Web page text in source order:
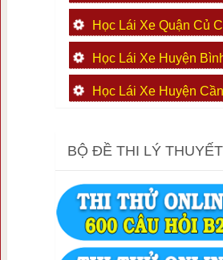
Học Lái Xe Quận Củ
Học Lái Xe Huyện
Học Lái Xe Huyện
BỘ ĐỀ THI LÝ